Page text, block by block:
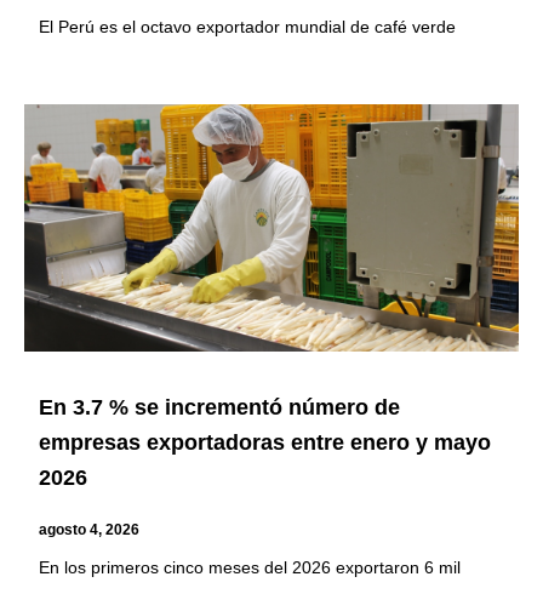
El Perú es el octavo exportador mundial de café verde
En 3.7 % se incrementó número de
empresas exportadoras entre enero y mayo
2026
agosto 4, 2026
En los primeros cinco meses del 2026 exportaron 6 mil